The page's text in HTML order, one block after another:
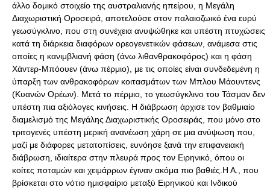
άλλο δομικό στοιχείο της αυστραλιανής ηπείρου, η Μεγάλη
Διαχωριστική Οροσειρά, αποτελούσε στον παλαιοζωικό ένα ευρύ
γεωσύγκλινο, που στη συνέχεια ανυψώθηκε και υπέστη πτυχώσεις
κατά τη διάρκεια διαφόρων ορεογενετικών φάσεων, ανάμεσα στις
οποίες η κανιμβλιανή φάση (άνω λιθανθρακοφόρος) και η φάση
Χάντερ-Μπόουεν (άνω πέρμιο), με τις οποίες είναι συνδεδεμένη η
ύπαρξη των ανθρακοφόρων κοιτασμάτων των Μπλου Μάουντενς
(Κυανών Ορέων). Μετά το πέρμιο, το γεωσύγκλινο του Τάσμαν δεν
υπέστη πια αξιόλογες κινήσεις. Η διάβρωση άρχισε τον βαθμιαίο
διαμελισμό της Μεγάλης Διαχωριστικής Οροσειράς, που μόνο στο
τριτογενές υπέστη μερική ανανέωση χάρη σε μια ανύψωση που,
μαζί με διάφορες μετατοπίσεις, ευνόησε ξανά την επιφανειακή
διάβρωση, ιδιαίτερα στην πλευρά προς τον Ειρηνικό, όπου οι
κοίτες ποταμών και χειμάρρων έγιναν ακόμα πιο βαθιές.Η Α., που
βρίσκεται στο νότιο ημισφαίριο μεταξύ Ειρηνικού και Ινδικού